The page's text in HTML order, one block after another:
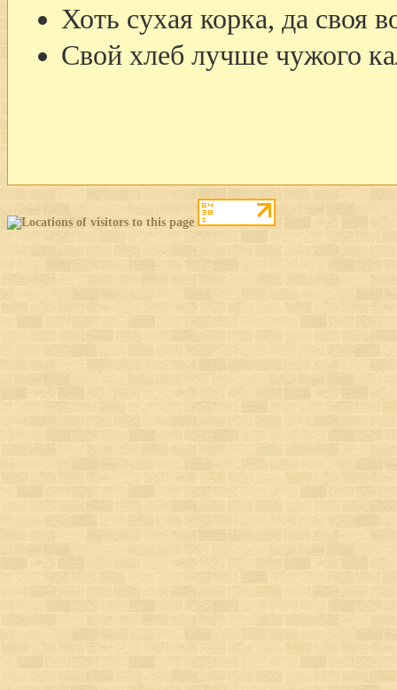
Хоть сухая корка, да своя
Свой хлеб лучше чужого